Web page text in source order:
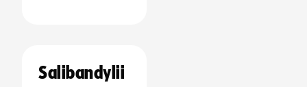
Salibandylii